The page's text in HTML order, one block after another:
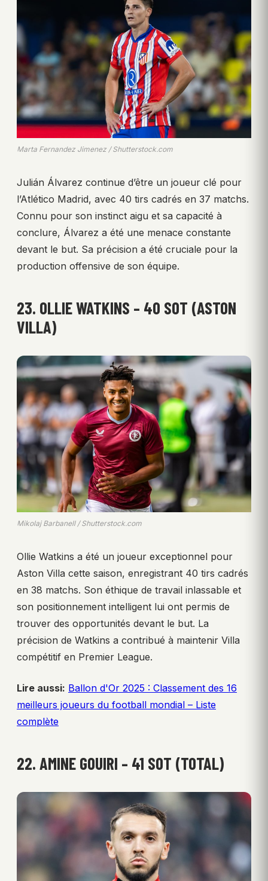
Marta Fernandez Jimenez / Shutterstock.com
Julián Álvarez continue d’être un joueur clé pour
l’Atlético Madrid, avec 40 tirs cadrés en 37 matchs.
Connu pour son instinct aigu et sa capacité à
conclure, Álvarez a été une menace constante
devant le but. Sa précision a été cruciale pour la
production offensive de son équipe.
23. OLLIE WATKINS – 40 SOT (ASTON
VILLA)
Mikolaj Barbanell / Shutterstock.com
Ollie Watkins a été un joueur exceptionnel pour
Aston Villa cette saison, enregistrant 40 tirs cadrés
en 38 matchs. Son éthique de travail inlassable et
son positionnement intelligent lui ont permis de
trouver des opportunités devant le but. La
précision de Watkins a contribué à maintenir Villa
compétitif en Premier League.
Lire aussi: Ballon d'Or 2025 : Classement des 16
meilleurs joueurs du football mondial – Liste
complète
22. AMINE GOUIRI – 41 SOT (TOTAL)